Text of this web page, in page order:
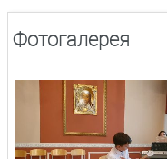
Фотогалерея